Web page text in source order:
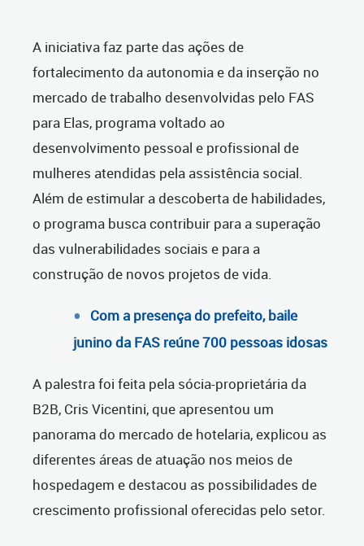
A iniciativa faz parte das ações de
fortalecimento da autonomia e da inserção no
mercado de trabalho desenvolvidas pelo FAS
para Elas, programa voltado ao
desenvolvimento pessoal e profissional de
mulheres atendidas pela assistência social.
Além de estimular a descoberta de habilidades,
o programa busca contribuir para a superação
das vulnerabilidades sociais e para a
construção de novos projetos de vida.
Com a presença do prefeito, baile
junino da FAS reúne 700 pessoas idosas
A palestra foi feita pela sócia-proprietária da
B2B, Cris Vicentini, que apresentou um
panorama do mercado de hotelaria, explicou as
diferentes áreas de atuação nos meios de
hospedagem e destacou as possibilidades de
crescimento profissional oferecidas pelo setor.